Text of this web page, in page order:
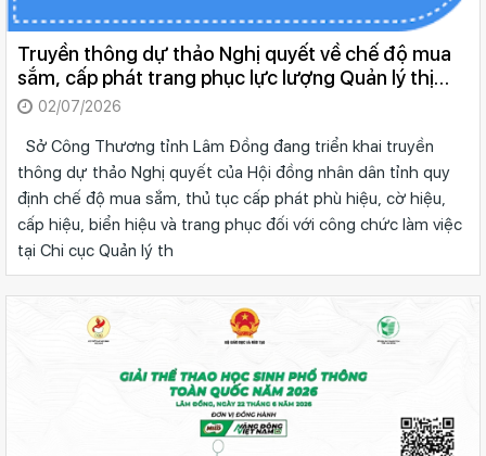
Truyền thông dự thảo Nghị quyết về chế độ mua
sắm, cấp phát trang phục lực lượng Quản lý thị
trường
02/07/2026
Sở Công Thương tỉnh Lâm Đồng đang triển khai truyền
thông dự thảo Nghị quyết của Hội đồng nhân dân tỉnh quy
định chế độ mua sắm, thủ tục cấp phát phù hiệu, cờ hiệu,
cấp hiệu, biển hiệu và trang phục đối với công chức làm việc
tại Chi cục Quản lý th